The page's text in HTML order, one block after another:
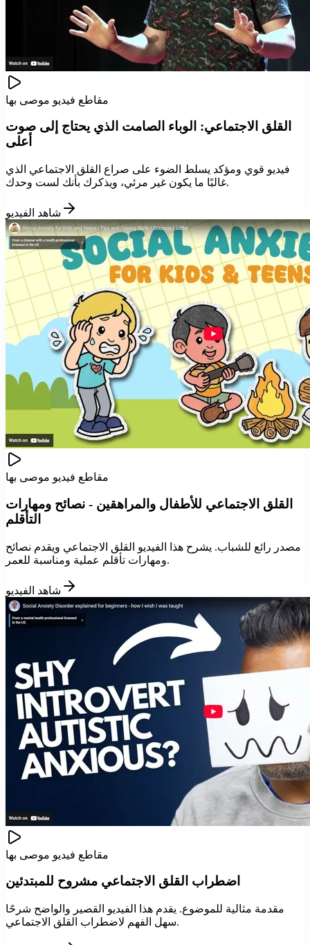
مقاطع فيديو موصى بها
القلق الاجتماعي: الوباء الصامت الذي يحتاج إلى صوت
أعلى
فيديو قوي ومؤكد يسلط الضوء على صراع القلق الاجتماعي الذي
غالبًا ما يكون غير مرئي، ويذكرك بأنك لست وحدك.
شاهد الفيديو
مقاطع فيديو موصى بها
القلق الاجتماعي للأطفال والمراهقين - نصائح ومهارات
التأقلم
مصدر رائع للشباب. يشرح هذا الفيديو القلق الاجتماعي ويقدم نصائح
ومهارات تأقلم عملية ومناسبة للعمر.
شاهد الفيديو
مقاطع فيديو موصى بها
اضطراب القلق الاجتماعي مشروح للمبتدئين
مقدمة مثالية للموضوع. يقدم هذا الفيديو القصير والواضح شرحًا
سهل الفهم لاضطراب القلق الاجتماعي.